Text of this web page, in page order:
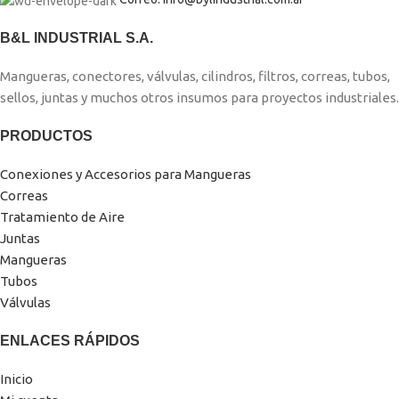
B&L INDUSTRIAL S.A.
Mangueras, conectores, válvulas, cilindros, filtros, correas, tubos,
sellos, juntas y muchos otros insumos para proyectos industriales.
PRODUCTOS
Conexiones y Accesorios para Mangueras
Correas
Tratamiento de Aire
Juntas
Mangueras
Tubos
Válvulas
ENLACES RÁPIDOS
Inicio